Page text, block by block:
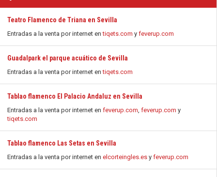
Teatro Flamenco de Triana en Sevilla
Entradas a la venta por internet entiqets.com y feverup.com
Guadalpark el parque acuático de Sevilla
Entradas a la venta por internet entiqets.com
Tablao flamenco El Palacio Andaluz en Sevilla
Entradas a la venta por internet en feverup.com, feverup.com y
tiqets.com
Tablao flamenco Las Setas en Sevilla
Entradas a la venta por internet en elcorteingles.es y feverup.com